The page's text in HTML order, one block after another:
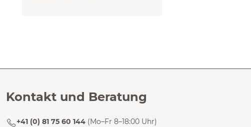
Kontakt und Beratung
+41 (0) 81 75 60 144 (Mo–Fr 8–18:00 Uhr)